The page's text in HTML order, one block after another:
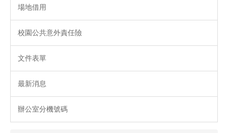
場地借用
校園公共意外責任險
文件表單
最新消息
辦公室分機號碼